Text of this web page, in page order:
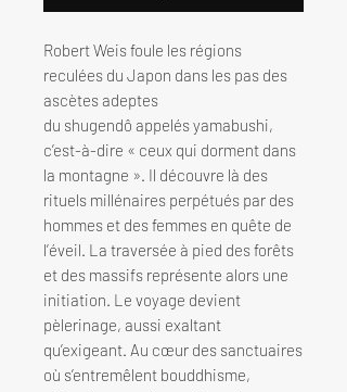
Robert Weis foule les régions
reculées du Japon dans les pas des
ascètes adeptes
du shugendô appelés yamabushi,
c’est-à-dire « ceux qui dorment dans
la montagne ». Il découvre là des
rituels millénaires perpétués par des
hommes et des femmes en quête de
l’éveil. La traversée à pied des forêts
et des massifs représente alors une
initiation. Le voyage devient
pèlerinage, aussi exaltant
qu’exigeant. Au cœur des sanctuaires
où s’entremêlent bouddhisme,